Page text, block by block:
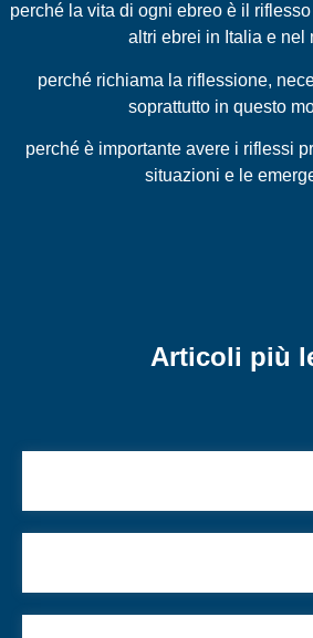
perché la vita di ogni ebreo è il
altri ebrei in Italia e nel
perché richiama la riflessione,
soprattutto in questo
perché è importante avere i riflessi
situazioni e le
Articoli più